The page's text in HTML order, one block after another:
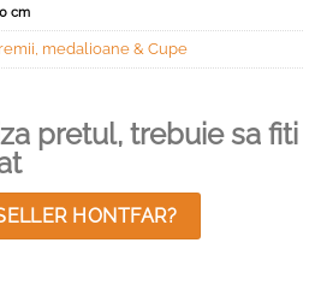
0 cm
medalioane & Cupe
pretul, trebuie sa fiti
HONTFAR?